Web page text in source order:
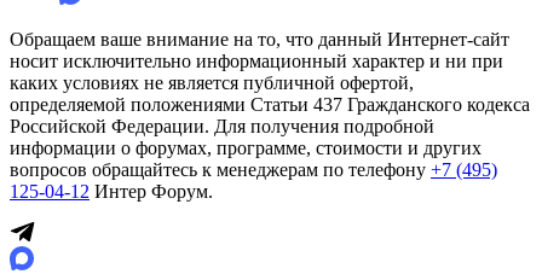
Обращаем ваше внимание на то, что данный Интернет-сайт
носит исключительно информационный характер и ни при
каких условиях не является публичной офертой,
определяемой положениями Статьи 437 Гражданского кодекса
Российской Федерации. Для получения подробной
информации о форумах, программе, стоимости и других
вопросов обращайтесь к менеджерам по телефону +7 (495)
125-04-12 Интер Форум.